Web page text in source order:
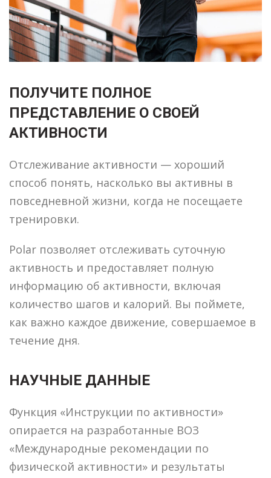
ПОЛУЧИТЕ ПОЛНОЕ
ПРЕДСТАВЛЕНИЕ О СВОЕЙ
АКТИВНОСТИ
Отслеживание активности — хороший
способ понять, насколько вы активны в
повседневной жизни, когда не посещаете
тренировки.
Polar позволяет отслеживать суточную
активность и предоставляет полную
информацию об активности, включая
количество шагов и калорий. Вы поймете,
как важно каждое движение, совершаемое в
течение дня.
НАУЧНЫЕ ДАННЫЕ
Функция «Инструкции по активности»
опирается на разработанные ВОЗ
«Международные рекомендации по
физической активности» и результаты